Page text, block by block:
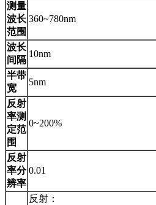
测量
波长
范围
360~780nm
波长
间隔
10nm
半带
宽
5nm
反射
率测
定范
围
0~200%
反射
率分
辨率
0.01
反射：